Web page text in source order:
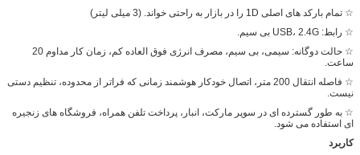
☆ تمام بارکد های اصلی 1D را در بازار به راحتی خواند. (3 میلی لیتر)
☆ رابط: USB، 2.4G بی سیم.
☆ حالت دوگانه: سیمی، بی سیم، مصرف انرژی فوق العاده کم، زمان کار مداوم 20
ساعت.
☆ فاصله انتقال 200 متر، اتصال خودکار هوشمند زمانی که فراتر از محدوده، تنظیم دستی
نیست.
☆ به طور گسترده ای در سوپر مارکت، انبار، پرداخت تلفن همراه، فروشگاه های زنجیره
ای استفاده می شود.
کاربرد